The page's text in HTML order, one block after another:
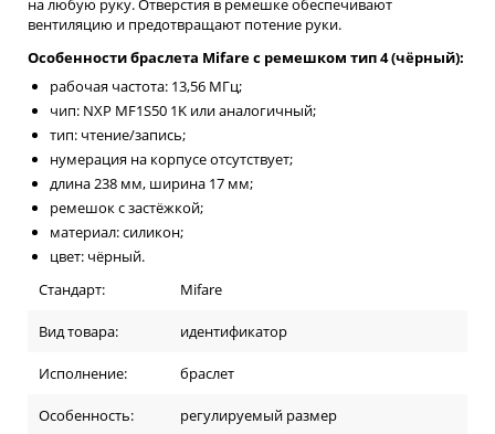
вентиляцию и предотвращают потение руки.
Особенности браслета Mifare с ремешком тип 4 (чёрный):
рабочая частота: 13,56 МГц;
чип: NXP MF1S50 1K или аналогичный;
тип: чтение/запись;
нумерация на корпусе отсутствует;
длина 238 мм, ширина 17 мм;
ремешок с застёжкой;
материал: силикон;
цвет: чёрный.
Стандарт:
Mifare
Вид товара: идентификатор
Исполнение: браслет
Особенность: регулируемый размер